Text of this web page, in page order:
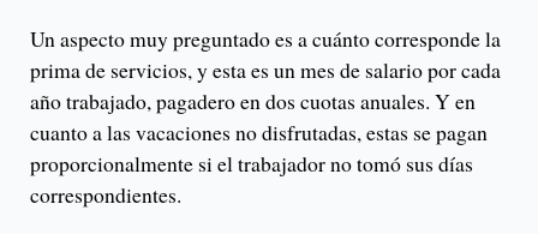
Un aspecto muy preguntado es a cuánto corresponde la
prima de servicios, y esta es un mes de salario por cada
año trabajado, pagadero en dos cuotas anuales. Y en
cuanto a las vacaciones no disfrutadas, estas se pagan
proporcionalmente si el trabajador no tomó sus días
correspondientes.